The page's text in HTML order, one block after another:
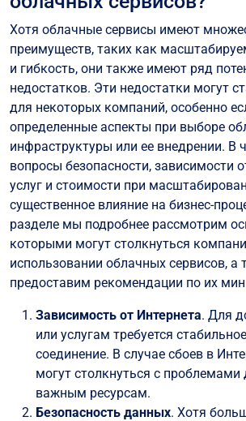
Хотя облачные сервисы имеют
преимуществ, таких как
и гибкость, они также имеют ряд
недостатков. Эти недостатки могут
для некоторых компаний, особенно
определенные аспекты при выборе
инфраструктуры или ее внедрении. В
вопросы безопасности, зависимости
услуг и стоимости при
существенное влияние на бизнес-
разделе мы подробнее рассмотрим
которыми могут столкнуться
использовании облачных сервисов, а
предоставим рекомендации по их
Зависимость от Интернета. Для
или услугам требуется
соединение. В случае сбоев в
могут столкнуться с проблемами
важным ресурсам.
Безопасность данных. Хотя